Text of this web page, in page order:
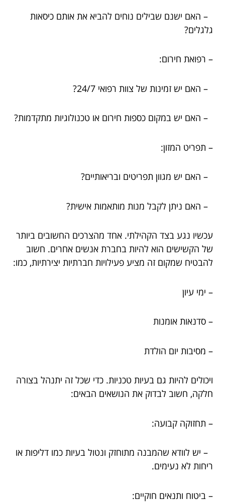
– האם ישנם שבילים נוחים להביא את אותם כיסאות
גלגלים?
– רפואת חירום:
– האם יש זמינות של צוות רפואי 24/7?
– האם יש במקום כספות חירום או טכנולוגיות מתקדמות?
– תפריט המזון:
– האם יש מגוון תפריטים ובריאותיים?
– האם ניתן לקבל מנות מותאמות אישית?
עכשיו נגע בצד הקהילתי. אחד מהצרכים החשובים ביותר
של הקשישים הוא להיות בחברת אנשים אחרים. חשוב
להבטיח שמקום זה מציע פעילויות חברתיות יצירתיות, כמו:
– ימי עיון
– סדנאות אומנות
– מסיבות יום הולדת
ויכולים להיות גם בעיות טכניות. כדי שכל זה יתנהל בצורה
חלקה, חשוב לבדוק את הנושאים הבאים:
– תחזוקה קבועה:
– יש לוודא שהמבנה מתוחזק ונטול בעיות כמו דליפות או
ריחות לא נעימים.
– ביטוח ותנאים חוקיים: